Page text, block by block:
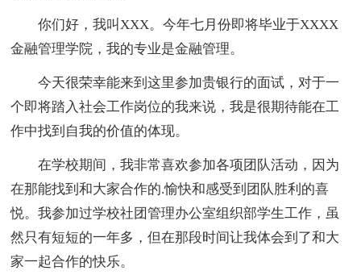
你们好，我叫XXX。今年七月份即将毕业于XXXX
金融管理学院，我的专业是金融管理。
今天很荣幸能来到这里参加贵银行的面试，对于一
个即将踏入社会工作岗位的我来说，我是很期待能在工
作中找到自我的价值的体现。
在学校期间，我非常喜欢参加各项团队活动，因为
在那能找到和大家合作的.愉快和感受到团队胜利的喜
悦。我参加过学校社团管理办公室组织部学生工作，虽
然只有短短的一年多，但在那段时间让我体会到了和大
家一起合作的快乐。